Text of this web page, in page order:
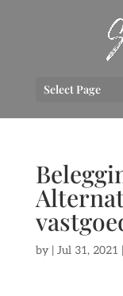
Select Page
by | Jul 31, 2021